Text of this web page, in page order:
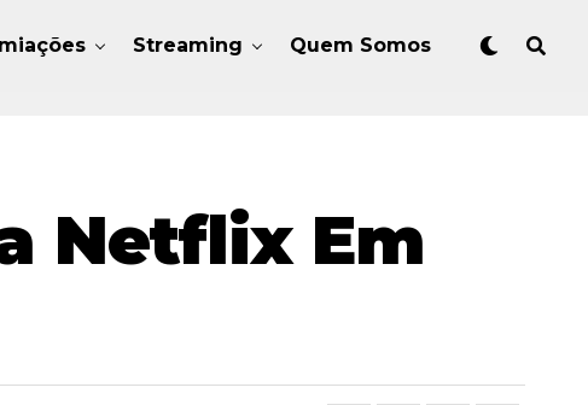
Streaming Quem Somos
Netflix Em